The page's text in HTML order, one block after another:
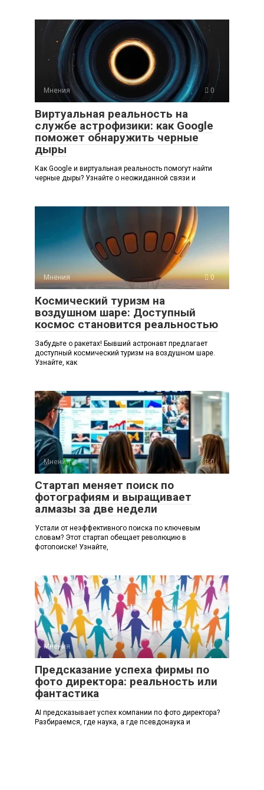
Мнения 0
Виртуальная реальность на
службе астрофизики: как Google
поможет обнаружить черные
дыры
Как Google и виртуальная реальность помогут найти
черные дыры? Узнайте о неожиданной связи и
Мнения 0
Космический туризм на
воздушном шаре: Доступный
космос становится реальностью
Забудьте о ракетах! Бывший астронавт предлагает
доступный космический туризм на воздушном шаре.
Узнайте, как
Мнения 0
Стартап меняет поиск по
фотографиям и выращивает
алмазы за две недели
Устали от неэффективного поиска по ключевым
словам? Этот стартап обещает революцию в
фотопоиске! Узнайте,
Мнения 0
Предсказание успеха фирмы по
фото директора: реальность или
фантастика
AI предсказывает успех компании по фото директора?
Разбираемся, где наука, а где псевдонаука и